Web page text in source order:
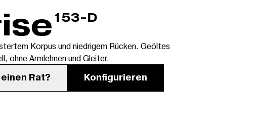
153-D
Korpus und niedrigem Rücken. Geöltes
ohne Armlehnen und Gleiter.
Rat? Konfigurieren